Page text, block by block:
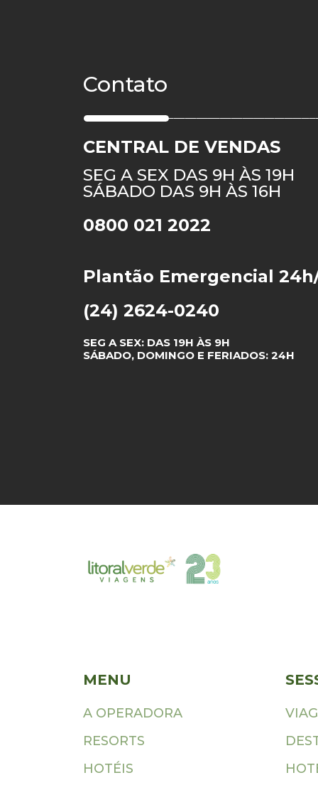
Contato
CENTRAL DE VENDAS
SEG A SEX DAS 9H ÀS 19H
SÁBADO DAS 9H ÀS 16H
0800 021 2022
Plantão Emergencial
(24) 2624-0240
SEG A SEX: DAS 19H ÀS 9H
SÁBADO, DOMINGO E FERIADOS: 24H
MENU
A OPERADORA
RESORTS
HOTÉIS